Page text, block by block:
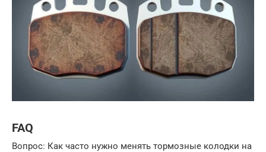
FAQ
Вопрос: Как часто нужно менять тормозные колодки на